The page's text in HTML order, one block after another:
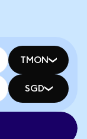
TMON
SGD